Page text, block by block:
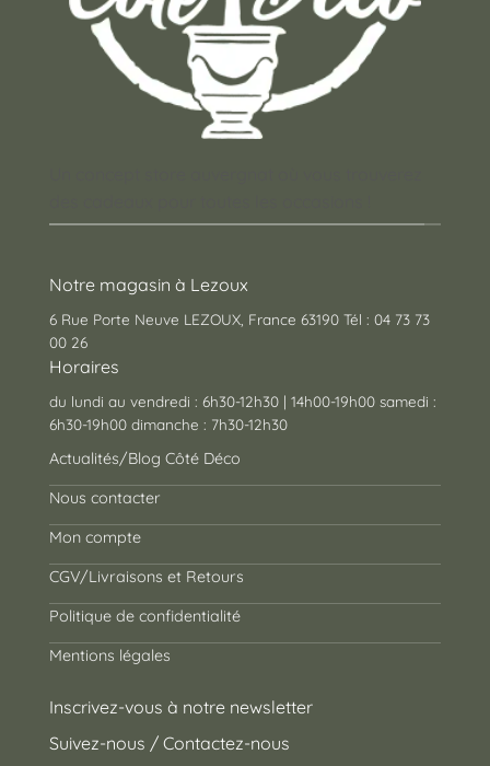
Notre magasin à Lezoux
6 Rue Porte Neuve LEZOUX, France 63190 Tél : 04 73 73
00 26
Horaires
du lundi au vendredi : 6h30-12h30 | 14h00-19h00 samedi :
6h30-19h00 dimanche : 7h30-12h30
Actualités/Blog Côté Déco
Nous contacter
Mon compte
CGV/Livraisons et Retours
Politique de confidentialité
Mentions légales
Inscrivez-vous à notre newsletter
Suivez-nous / Contactez-nous